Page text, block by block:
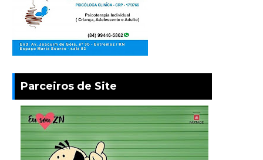
Parceiros de Site